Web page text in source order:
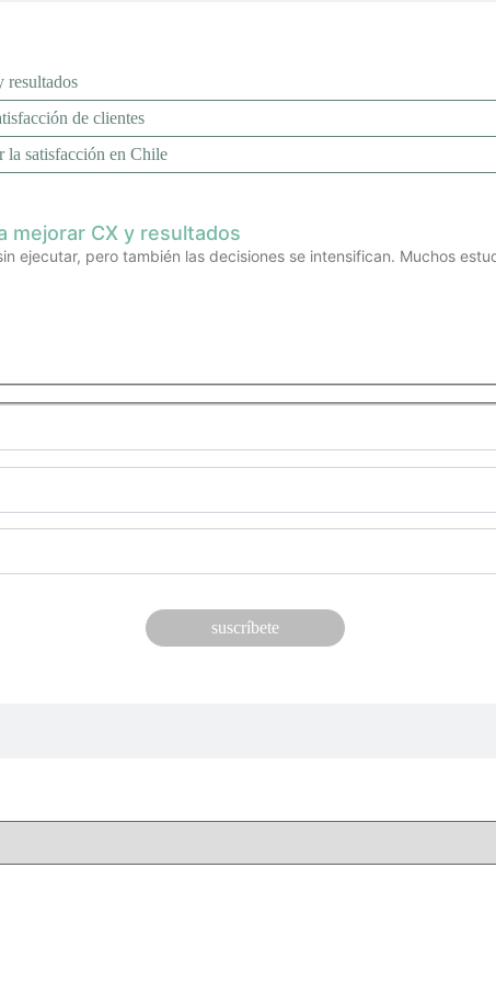
resultados
de clientes
la satisfacción en Chile
mejorar CX y resultados
ejecutar, pero también las decisiones se intensifican. Muchos